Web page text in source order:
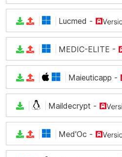
Lucmed -
MEDIC-ELITE -
Maieuticapp -
Maildecrypt -
Med'Oc -